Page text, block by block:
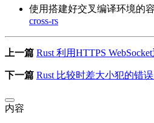
使用搭建好交叉编译环境的
cross-rs
上一篇 Rust 利用HTTPS
下一篇 Rust 比较时差大小犯的错
内容